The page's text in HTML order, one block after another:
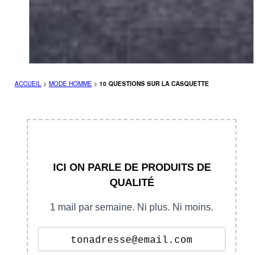
ACCUEIL > MODE HOMME > 10 QUESTIONS SUR LA CASQUETTE